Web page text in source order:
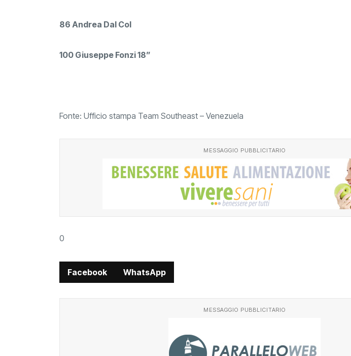
86 Andrea Dal Col
100 Giuseppe Fonzi 18”
Fonte: Ufficio stampa Team Southeast – Venezuela
MESSAGGIO PUBBLICITARIO
0
Facebook WhatsApp
MESSAGGIO PUBBLICITARIO